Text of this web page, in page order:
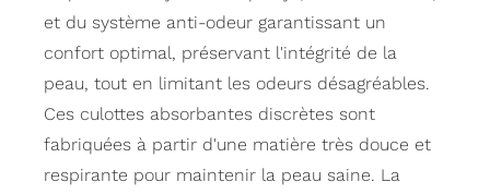
et du système anti-odeur garantissant un
confort optimal, préservant l'intégrité de la
peau, tout en limitant les odeurs désagréables.
Ces culottes absorbantes discrètes sont
fabriquées à partir d'une matière très douce et
respirante pour maintenir la peau saine. La